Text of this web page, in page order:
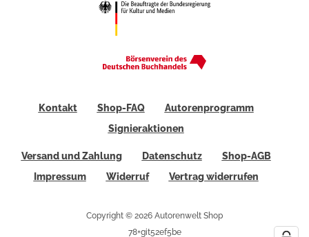
Kontakt Shop-FAQ
Autorenprogramm
Signieraktionen
Versand und Zahlung Datenschutz
Shop-AGB
Impressum
Widerruf Vertrag widerrufen
Copyright © 2026 Autorenwelt Shop
78+git52ef5be